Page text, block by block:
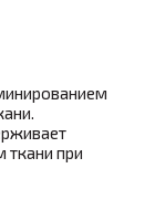
ткани при